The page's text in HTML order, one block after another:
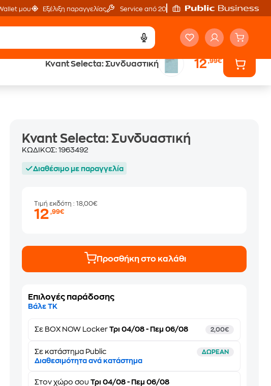
μου Εξέλιξη παραγγελίας Service από 20'
Kvant Selecta: Συνδυαστική 12,99€
Έλα στον κόσμο
Kvant Selecta: Συνδυαστική
ΚΩΔΙΚΟΣ:1963492
Διαθέσιμο με παραγγελία
Τιμή εκδότη: 18,00€
12,99€
Προσθήκη στο καλάθι
Επιλογές παράδοσης
Βάλε ΤΚ
Σε BOX NOW Locker Τρι 04/08 - Πεμ 06/08 2,00€
Σε κατάστημα Public ΔΩΡΕΑΝ
Διαθεσιμότητα ανά κατάστημα
Στονχώρο σου Τρι 04/08 - Πεμ 06/08